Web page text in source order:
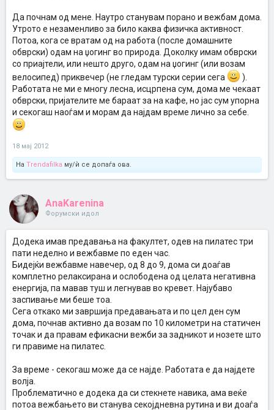
Да почнам од мене. Наутро станувам порано и вежбам дома.
Утрото е незаменливо за било каква физичка активност.
Потоа, кога се вратам од на работа (после домашните
обврски) одам на џогинг во природа. Доколку имам обврски
со приајтели, или нешто друго, одам на џогинг (или возам
велосипед) приквечер (не гледам турски серии сега
).
Работата не ми е многу лесна, исцрпена сум, дома ме чекаат
обврски, пријателите ме бараат за на кафе, но јас сум упорна
и секогаш наоѓам и морам да најдам време лично за себе.
18 мај 2012
На Trendafilka му/ѝ се допаѓа ова.
AnaKarenina
Форумски идол
Додека имав предавања на факултет, одев на пилатес три
пати неделно и вежбавме по еден час.
Бидејќи вежбавме навечер, од 8 до 9, дома си доаѓав
комплетно релаксирана и ослободена од целата негативна
енергија, па мавав туш и легнував во кревет. Најубаво
заспивање ми беше тоа.
Сега откако ми завршија предавањата и по цел ден сум
дома, почнав активно да возам по 10 километри на статичен
точак и да правам ефикасни вежби за задникот и нозете што
ги правиме на пилатес.
За време - секогаш може да се најде. Работата е да најдете
волја.
Проблематично е додека да си стекнете навика, ама веќе
потоа вежбањето ви станува секојдневна рутина и ви доаѓа